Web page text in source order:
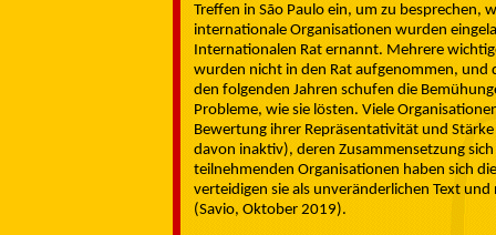
Treffen in São Paulo ein, um zu besprechen,
internationale Organisationen wurden
Internationalen Rat ernannt. Mehrere
wurden nicht in den Rat aufgenommen, und
den folgenden Jahren schufen die
Probleme, wie sie lösten. Viele
Bewertung ihrer Repräsentativität und
davon inaktiv), deren Zusammensetzung
teilnehmenden Organisationen haben sich
verteidigen sie als unveränderlichen Text
(Savio, Oktober 2019).